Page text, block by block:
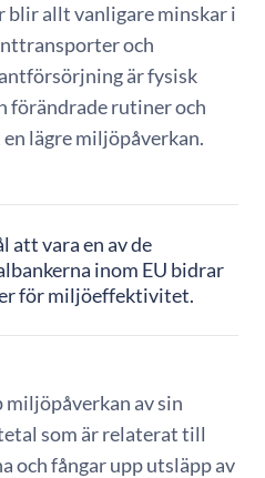
allt vanligare minskar i
och
är fysisk
förändrade rutiner och
lägre miljöpåverkan.
att vara en av de
inom EU bidrar
för miljöeffektivitet.
av sin
som är relaterat till
och fångar upp utsläpp av